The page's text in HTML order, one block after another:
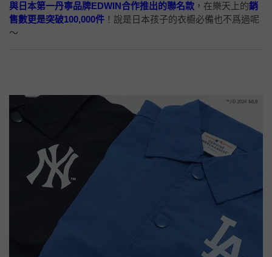
與日本第一丹寧品牌EDWIN合作推出的聯名款 ，在樂天上的銷
售數更是突破100,000件 ！說是日本孩子的衣櫥必備也不爲過呢
～